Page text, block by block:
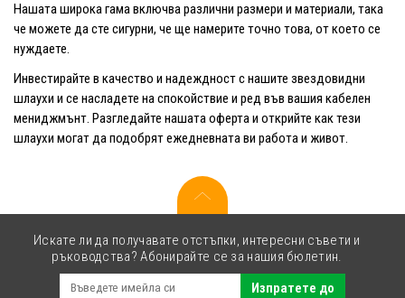
Нашата широка гама включва различни размери и материали, така
че можете да сте сигурни, че ще намерите точно това, от което се
нуждаете.
Инвестирайте в качество и надеждност с нашите звездовидни
шлаухи и се насладете на спокойствие и ред във вашия кабелен
мениджмънт. Разгледайте нашата оферта и открийте как тези
шлаухи могат да подобрят ежедневната ви работа и живот.
Искате ли да получавате отстъпки, интересни съвети и
ръководства? Абонирайте се за нашия бюлетин.
Изпратете до